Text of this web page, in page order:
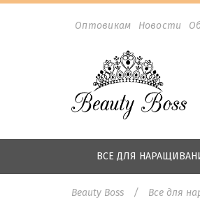
Оптовикам Новости
ВСЕ ДЛЯ
Beauty Boss Все для